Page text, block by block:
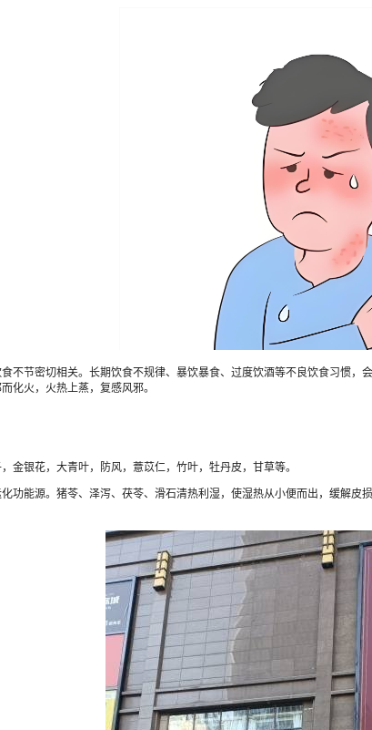
节密切相关。长期饮食不规律、暴饮暴食、过度饮酒等不良饮食习惯，
化火，火热上蒸，复感风邪。
银花，大青叶，防风，薏苡仁，竹叶，牡丹皮，甘草等。
能源。猪苓、泽泻、茯苓、滑石清热利湿，使湿热从小便而出，缓解皮